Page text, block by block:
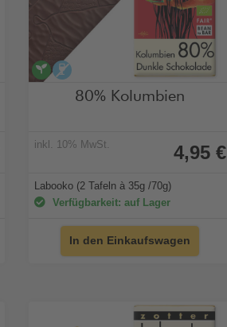
veganalkoholfrei
80% Kolumbien
inkl. 10% MwSt. 4,95 €
Labooko (2 Tafeln à 35g /70g)
Verfügbarkeit: auf Lager
In den Einkaufswagen